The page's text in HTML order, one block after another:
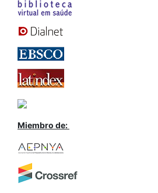
Miembro de: